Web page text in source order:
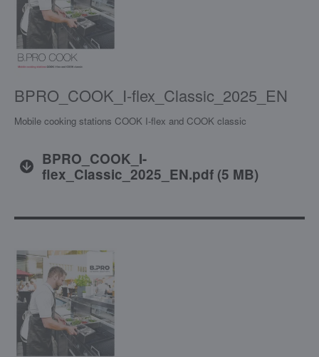
BPRO_COOK_I-flex_Classic_2025_EN
Mobile cooking stations COOK I-flex and COOK classic
BPRO_COOK_I-
flex_Classic_2025_EN.pdf(5 MB)